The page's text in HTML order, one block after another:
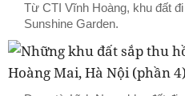
Từ CTI Vĩnh Hoàng, khu đất
Sunshine Garden.